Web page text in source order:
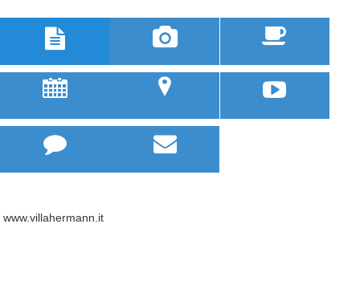
  
; u 
 
www.villahermann.it